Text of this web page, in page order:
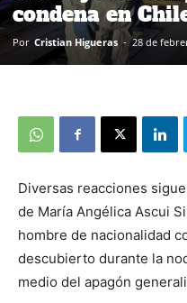
condena en
Por Cristian Higueras - 28 de
Diversas reacciones
de María Angélica Ascui
hombre de nacionalidad
descubierto durante la
medio del apagón